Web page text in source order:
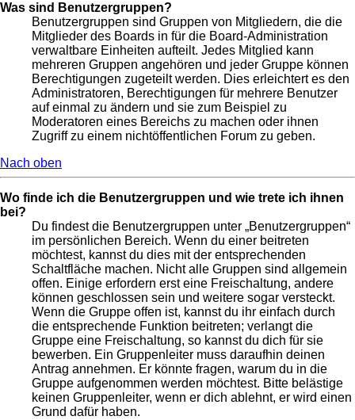
Was sind Benutzergruppen?
Benutzergruppen sind Gruppen von Mitgliedern, die die
Mitglieder des Boards in für die Board-Administration
verwaltbare Einheiten aufteilt. Jedes Mitglied kann
mehreren Gruppen angehören und jeder Gruppe können
Berechtigungen zugeteilt werden. Dies erleichtert es den
Administratoren, Berechtigungen für mehrere Benutzer
auf einmal zu ändern und sie zum Beispiel zu
Moderatoren eines Bereichs zu machen oder ihnen
Zugriff zu einem nichtöffentlichen Forum zu geben.
Nach oben
Wo finde ich die Benutzergruppen und wie trete ich ihnen
bei?
Du findest die Benutzergruppen unter „Benutzergruppen“
im persönlichen Bereich. Wenn du einer beitreten
möchtest, kannst du dies mit der entsprechenden
Schaltfläche machen. Nicht alle Gruppen sind allgemein
offen. Einige erfordern erst eine Freischaltung, andere
können geschlossen sein und weitere sogar versteckt.
Wenn die Gruppe offen ist, kannst du ihr einfach durch
die entsprechende Funktion beitreten; verlangt die
Gruppe eine Freischaltung, so kannst du dich für sie
bewerben. Ein Gruppenleiter muss daraufhin deinen
Antrag annehmen. Er könnte fragen, warum du in die
Gruppe aufgenommen werden möchtest. Bitte belästige
keinen Gruppenleiter, wenn er dich ablehnt, er wird einen
Grund dafür haben.